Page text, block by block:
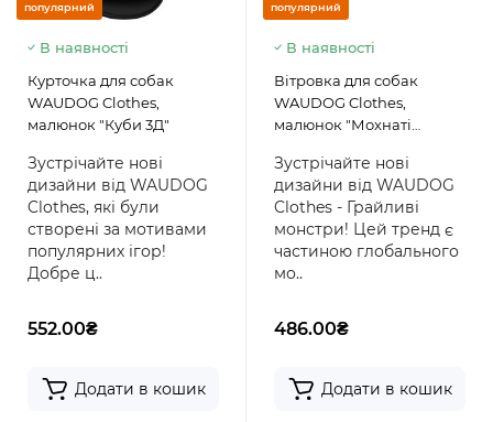
популярний
В наявності
Курточка для собак
WAUDOG Clothes,
малюнок "Куби 3Д"
Зустрічайте нові
дизайни від WAUDOG
Clothes, які були
створені за мотивами
популярних ігор!
Добре ц..
552.00₴
Додати в кошик
популярний
В наявності
Вітровка для собак
WAUDOG Clothes,
малюнок "Мохнаті
Зустрічайте нові
дизайни від WAUDOG
Clothes - Грайливі
монстри! Цей тренд є
частиною глобального
мо..
486.00₴
Додати в кошик